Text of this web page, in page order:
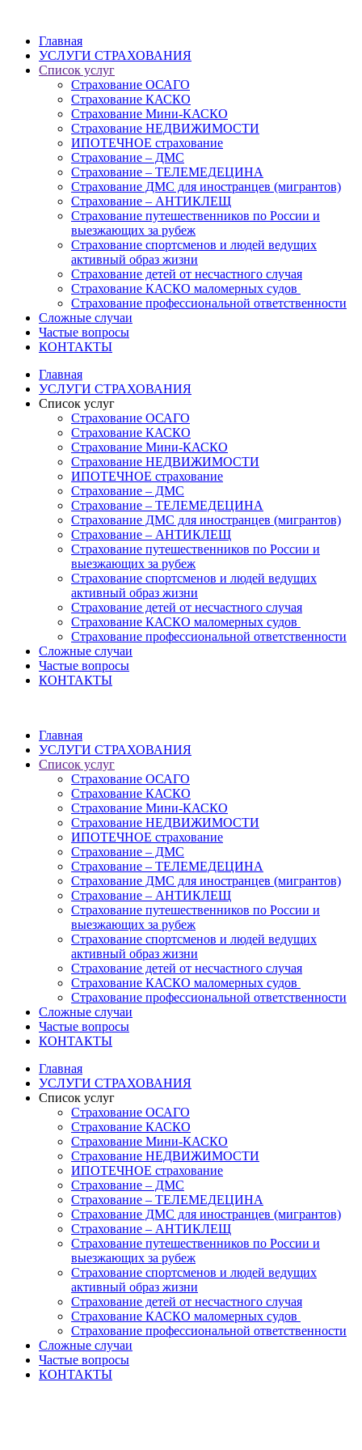
Главная
УСЛУГИ СТРАХОВАНИЯ
Список услуг
Страхование ОСАГО
Страхование КАСКО
Страхование Мини-КАСКО
Страхование НЕДВИЖИМОСТИ
ИПОТЕЧНОЕ страхование
Страхование – ДМС
Страхование – ТЕЛЕМЕДЕЦИНА
Страхование ДМС для иностранцев (мигрантов)
Страхование – АНТИКЛЕЩ
Страхование путешественников по России и
выезжающих за рубеж
Страхование спортсменов и людей ведущих
активный образ жизни
Страхование детей от несчастного случая
Страхование КАСКО маломерных судов
Страхование профессиональной ответственности
Сложные случаи
Частые вопросы
КОНТАКТЫ
Главная
УСЛУГИ СТРАХОВАНИЯ
Список услуг
Страхование ОСАГО
Страхование КАСКО
Страхование Мини-КАСКО
Страхование НЕДВИЖИМОСТИ
ИПОТЕЧНОЕ страхование
Страхование – ДМС
Страхование – ТЕЛЕМЕДЕЦИНА
Страхование ДМС для иностранцев (мигрантов)
Страхование – АНТИКЛЕЩ
Страхование путешественников по России и
выезжающих за рубеж
Страхование спортсменов и людей ведущих
активный образ жизни
Страхование детей от несчастного случая
Страхование КАСКО маломерных судов
Страхование профессиональной ответственности
Сложные случаи
Частые вопросы
КОНТАКТЫ
Главная
УСЛУГИ СТРАХОВАНИЯ
Список услуг
Страхование ОСАГО
Страхование КАСКО
Страхование Мини-КАСКО
Страхование НЕДВИЖИМОСТИ
ИПОТЕЧНОЕ страхование
Страхование – ДМС
Страхование – ТЕЛЕМЕДЕЦИНА
Страхование ДМС для иностранцев (мигрантов)
Страхование – АНТИКЛЕЩ
Страхование путешественников по России и
выезжающих за рубеж
Страхование спортсменов и людей ведущих
активный образ жизни
Страхование детей от несчастного случая
Страхование КАСКО маломерных судов
Страхование профессиональной ответственности
Сложные случаи
Частые вопросы
КОНТАКТЫ
Главная
УСЛУГИ СТРАХОВАНИЯ
Список услуг
Страхование ОСАГО
Страхование КАСКО
Страхование Мини-КАСКО
Страхование НЕДВИЖИМОСТИ
ИПОТЕЧНОЕ страхование
Страхование – ДМС
Страхование – ТЕЛЕМЕДЕЦИНА
Страхование ДМС для иностранцев (мигрантов)
Страхование – АНТИКЛЕЩ
Страхование путешественников по России и
выезжающих за рубеж
Страхование спортсменов и людей ведущих
активный образ жизни
Страхование детей от несчастного случая
Страхование КАСКО маломерных судов
Страхование профессиональной ответственности
Сложные случаи
Частые вопросы
КОНТАКТЫ